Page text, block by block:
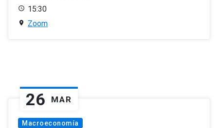
15:30
Zoom
26 MAR
Macroeconomía